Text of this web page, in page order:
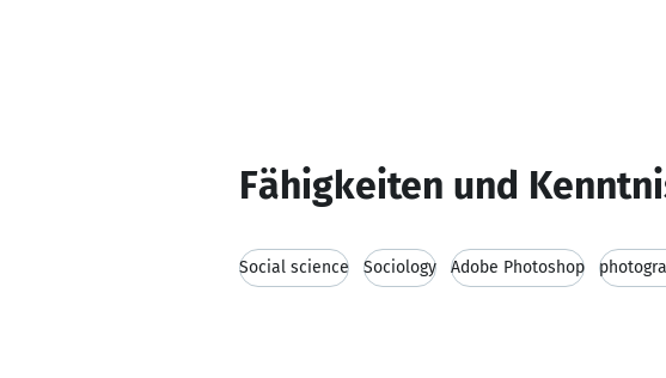
Fähigkeiten und
Social science Sociology Adobe Photoshop